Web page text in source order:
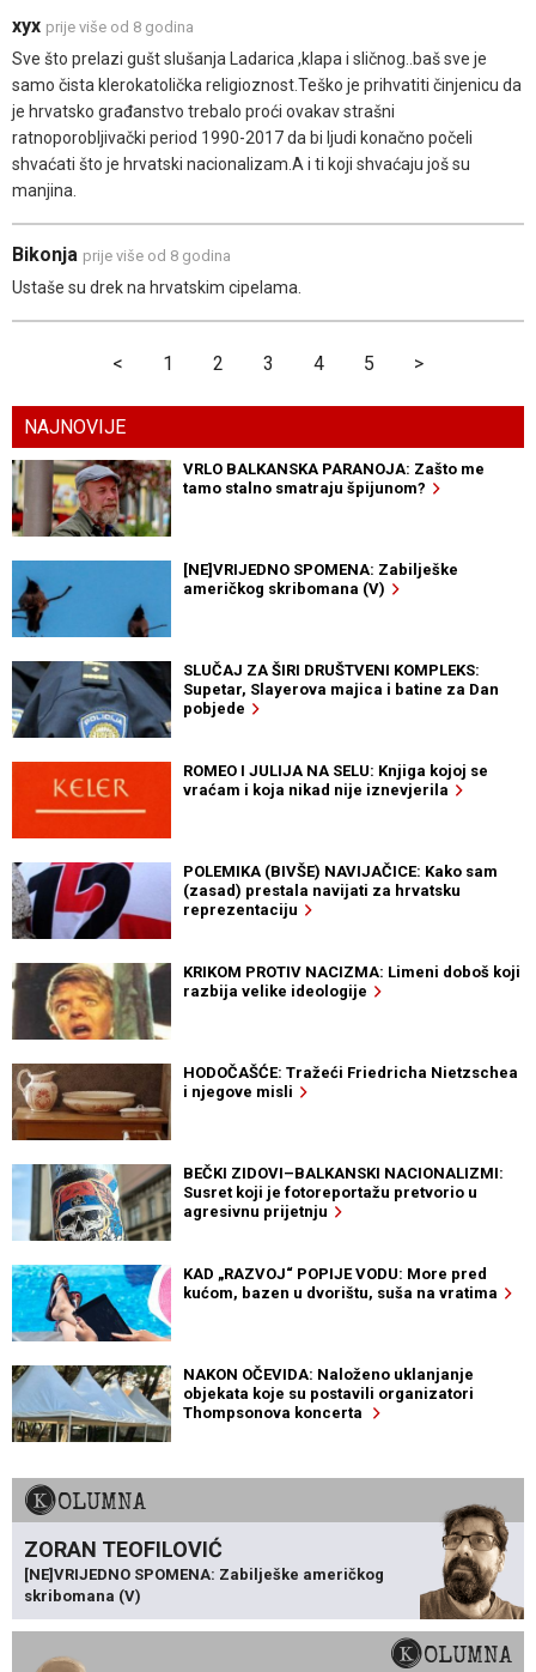
xyx prije više od 8 godina
Sve što prelazi gušt slušanja Ladarica ,klapa i sličnog..baš sve je
samo čista klerokatolička religioznost.Teško je prihvatiti činjenicu da
je hrvatsko građanstvo trebalo proći ovakav strašni
ratnoporobljivački period 1990-2017 da bi ljudi konačno počeli
shvaćati što je hrvatski nacionalizam.A i ti koji shvaćaju još su
manjina.
Bikonja prije više od 8 godina
Ustaše su drek na hrvatskim cipelama.
< 1 2 3 4 5 >
NAJNOVIJE
VRLO BALKANSKA PARANOJA: Zašto me
tamo stalno smatraju špijunom?
[NE]VRIJEDNO SPOMENA: Zabilješke
američkog skribomana (V)
SLUČAJ ZA ŠIRI DRUŠTVENI KOMPLEKS:
Supetar, Slayerova majica i batine za Dan
pobjede
ROMEO I JULIJA NA SELU: Knjiga kojoj se
vraćam i koja nikad nije iznevjerila
POLEMIKA (BIVŠE) NAVIJAČICE: Kako sam
(zasad) prestala navijati za hrvatsku
reprezentaciju
KRIKOM PROTIV NACIZMA: Limeni doboš koji
razbija velike ideologije
HODOČAŠĆE: Tražeći Friedricha Nietzschea
i njegove misli
BEČKI ZIDOVI–BALKANSKI NACIONALIZMI:
Susret koji je fotoreportažu pretvorio u
agresivnu prijetnju
KAD „RAZVOJ“ POPIJE VODU: More pred
kućom, bazen u dvorištu, suša na vratima
NAKON OČEVIDA: Naloženo uklanjanje
objekata koje su postavili organizatori
Thompsonova koncerta
KOLUMNA
ZORAN TEOFILOVIĆ
[NE]VRIJEDNO SPOMENA: Zabilješke američkog
skribomana (V)
KOLUMNA